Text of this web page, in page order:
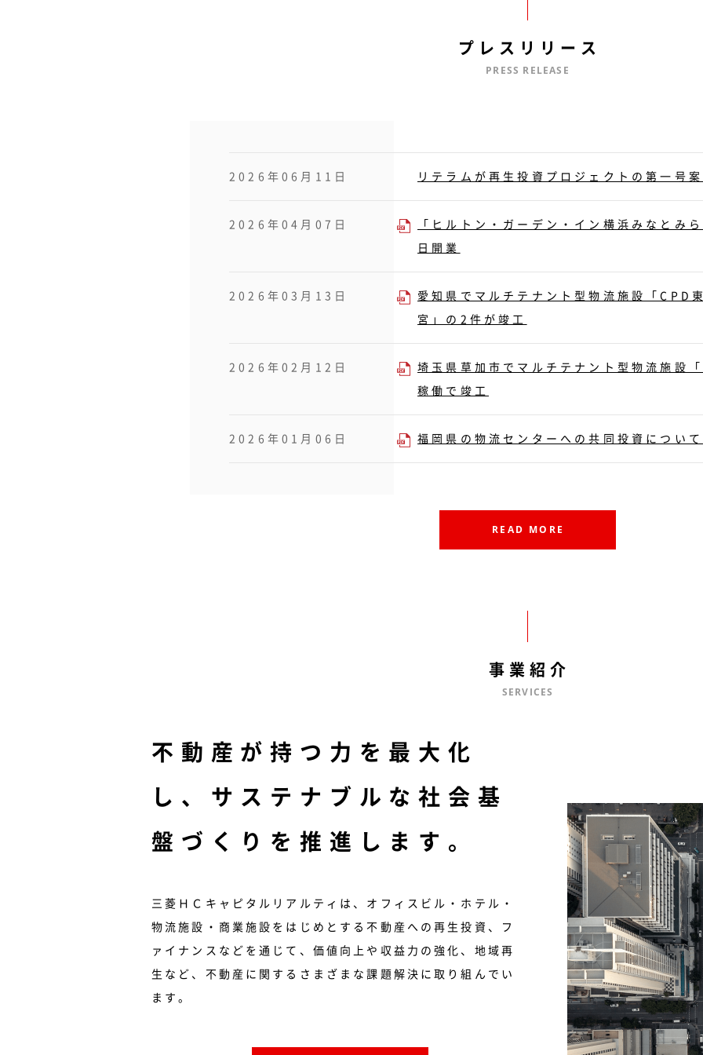
プレスリリース
PRESS RELEASE
2026年06月11日 リテラムが再生投資プロジェクトの第一号
2026年04月07日 「ヒルトン・ガーデン・イン横浜みなとみ
日開業
2026年03月13日 愛知県でマルチテナント型物流施設「CPD
宮」の2件が竣工
2026年02月12日 埼玉県草加市でマルチテナント型物流施設
稼働で竣工
2026年01月06日 福岡県の物流センターへの共同投資について
READ MORE
事業紹介
SERVICES
不動産が持つ力を最大化
し、サステナブルな社会基
盤づくりを推進します。
三菱ＨＣキャピタルリアルティは、オフィスビル・ホテル・
物流施設・商業施設をはじめとする不動産への再生投資、フ
ァイナンスなどを通じて、価値向上や収益力の強化、地域再
生など、不動産に関するさまざまな課題解決に取り組んでい
ます。